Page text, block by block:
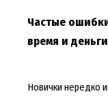
Частые
время и деньги
Новички нередко